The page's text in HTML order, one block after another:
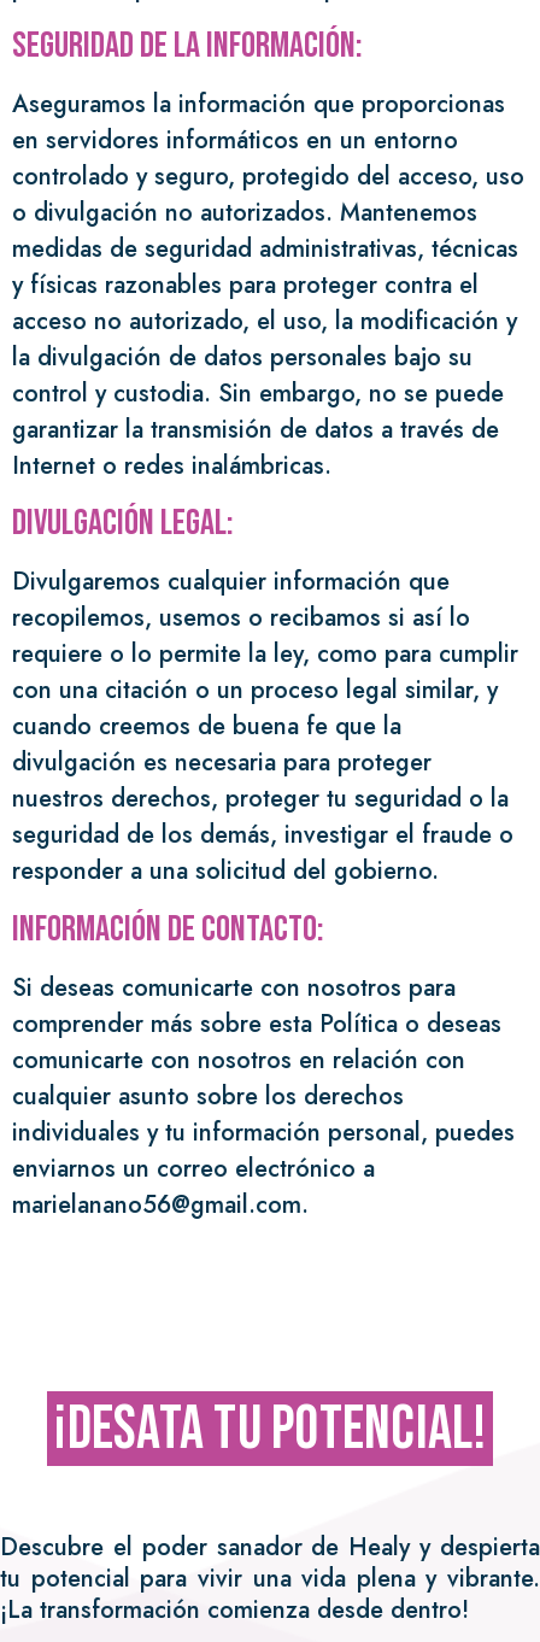
Seguridad de la información:
Aseguramos la información que proporcionas
en servidores informáticos en un entorno
controlado y seguro, protegido del acceso, uso
o divulgación no autorizados. Mantenemos
medidas de seguridad administrativas, técnicas
y físicas razonables para proteger contra el
acceso no autorizado, el uso, la modificación y
la divulgación de datos personales bajo su
control y custodia. Sin embargo, no se puede
garantizar la transmisión de datos a través de
Internet o redes inalámbricas.
Divulgación legal:
Divulgaremos cualquier información que
recopilemos, usemos o recibamos si así lo
requiere o lo permite la ley, como para cumplir
con una citación o un proceso legal similar, y
cuando creemos de buena fe que la
divulgación es necesaria para proteger
nuestros derechos, proteger tu seguridad o la
seguridad de los demás, investigar el fraude o
responder a una solicitud del gobierno.
Información de contacto:
Si deseas comunicarte con nosotros para
comprender más sobre esta Política o deseas
comunicarte con nosotros en relación con
cualquier asunto sobre los derechos
individuales y tu información personal, puedes
enviarnos un correo electrónico a
marielanano56@gmail.com.
¡Desata Tu Potencial!
Descubre el poder sanador de Healy y despierta
tu potencial para vivir una vida plena y vibrante.
¡La transformación comienza desde dentro!